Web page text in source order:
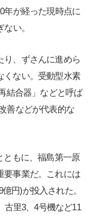
年が経った現時点に
い。
、ずさんに進めら
くない。受動型水素
結合器」などと呼ば
善などが代表的な
もに、福島第一原
要事業だ。これには
円)が投入された。
古里3、4号機など11